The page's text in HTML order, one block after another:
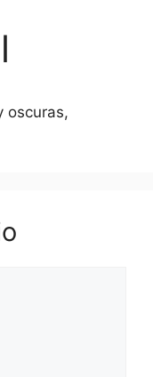
oscuras,